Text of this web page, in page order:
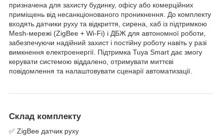
призначена для захисту будинку, офісу або комерційних
приміщень від несанкціонованого проникнення. До комплекту
входять датчики руху та відкриття, сирена, хаб із підтримкою
Mesh-мережі (ZigBee + Wi-Fi) і ДБЖ для автономної роботи,
забезпечуючи надійний захист і постійну роботу навіть у разі
вимкнення електроенергії. Підтримка Tuya Smart дає змогу
керувати системою віддалено, отримувати миттєві
повідомлення та налаштовувати сценарії автоматизації.
Склад комплекту
✅ ZigBee датчик руху